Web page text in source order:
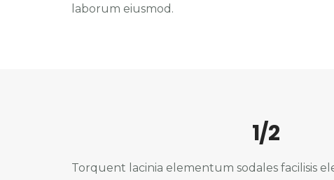
laborum eiusmod.
1/2
Torquent lacinia elementum sodales facilisis